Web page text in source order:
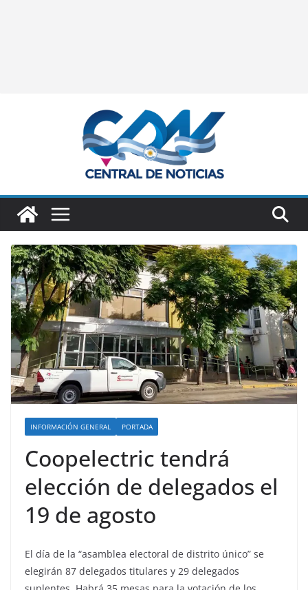
INFORMACIÓN GENERAL PORTADA
Coopelectric tendrá
elección de delegados el
19 de agosto
El día de la “asamblea electoral de distrito único” se
elegirán 87 delegados titulares y 29 delegados